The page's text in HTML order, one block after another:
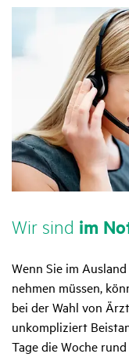
Wir sind im
Wenn Sie im
nehmen müssen,
bei der Wahl von
unkompliziert
Tage die Woche